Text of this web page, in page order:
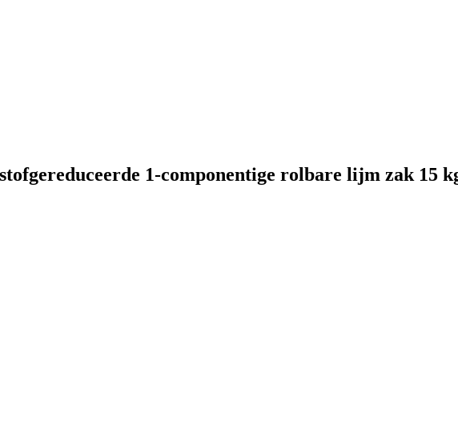
1-componentige rolbare lijm zak 15